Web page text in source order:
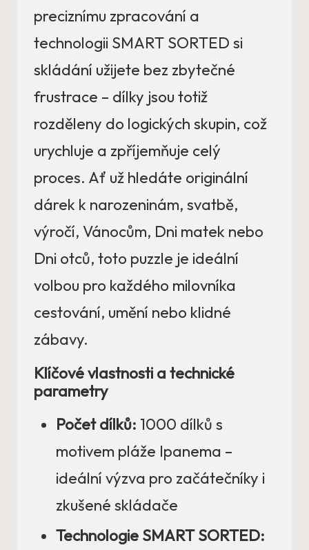
preciznímu zpracování a
technologii SMART SORTED si
skládání užijete bez zbytečné
frustrace – dílky jsou totiž
rozděleny do logických skupin, což
urychluje a zpříjemňuje celý
proces. Ať už hledáte originální
dárek k narozeninám, svatbě,
výročí, Vánocům, Dni matek nebo
Dni otců, toto puzzle je ideální
volbou pro každého milovníka
cestování, umění nebo klidné
zábavy.
Klíčové vlastnosti a technické
parametry
Počet dílků: 1000 dílků s
motivem pláže Ipanema –
ideální výzva pro začátečníky i
zkušené skládače
Technologie SMART SORTED: